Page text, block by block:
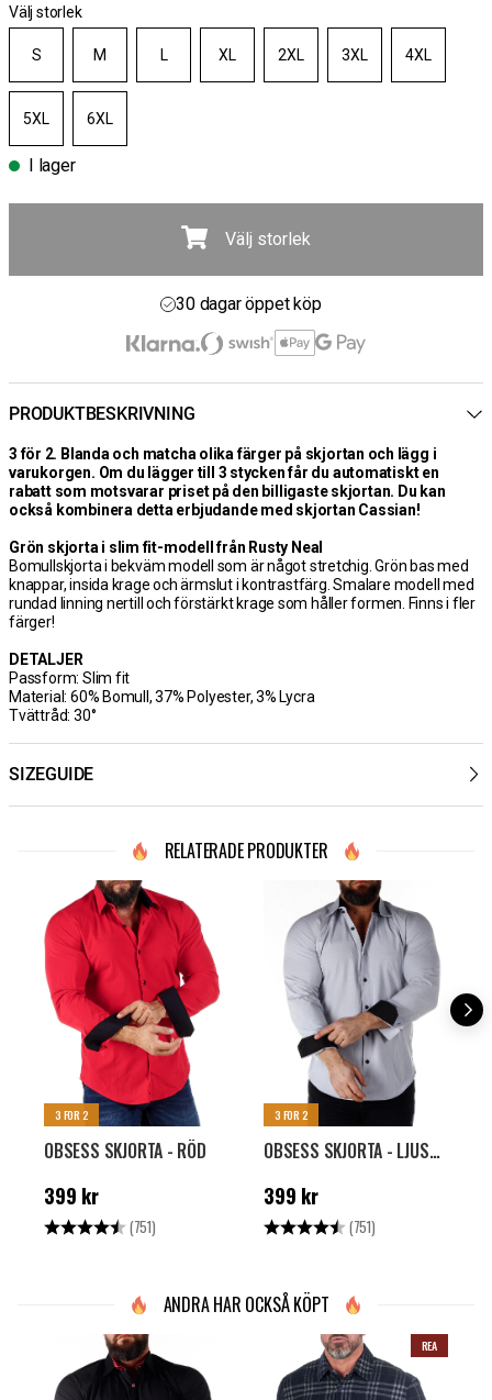
Välj storlek
S M L XL 2XL 3XL 4XL
5XL 6XL
I lager
Välj storlek
Fri frakt över 1000 kr
30 dagar öppet köp
Leverans 1-3 Dagar
Fri frakt över 1000 kr
PRODUKTBESKRIVNING
3 för 2. Blanda och matcha olika färger på skjortan och lägg i
varukorgen. Om du lägger till 3 stycken får du automatiskt en
rabatt som motsvarar priset på den billigaste skjortan. Du kan
också kombinera detta erbjudande med skjortan Cassian!
Grön skjorta i slim fit-modell från Rusty Neal
Bomullskjorta i bekväm modell som är något stretchig. Grön bas med
knappar, insida krage och ärmslut i kontrastfärg. Smalare modell med
rundad linning nertill och förstärkt krage som håller formen. Finns i fler
färger!
DETALJER
Passform: Slim fit
Material: 60% Bomull, 37% Polyester, 3% Lycra
Tvättråd: 30°
SIZEGUIDE
RELATERADE PRODUKTER
3 FOR 2
OBSESS SKJORTA - RÖD
Pris: 399 kr
399 kr
Betyg: (751) 4.4 utav 5 stjärnor
3 FOR 2
OBSESS SKJORTA - LJUSGRÅ
Pris: 399 kr
399 kr
Betyg: (751)
ANDRA HAR OCKSÅ KÖPT
REA